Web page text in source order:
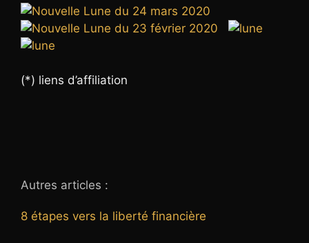
(*) liens d’affiliation
Autres articles :
8 étapes vers la liberté financière